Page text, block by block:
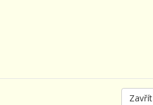
Zavřít